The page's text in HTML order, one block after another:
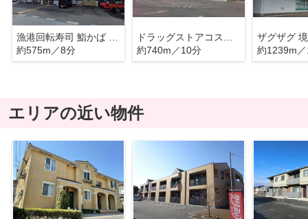
約575m／8分
約740m／10分
ザグザグ
約1239m
エリアの近い物件